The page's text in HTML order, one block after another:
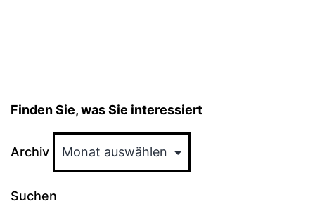
Finden Sie, was Sie interessiert
Archiv
Suchen